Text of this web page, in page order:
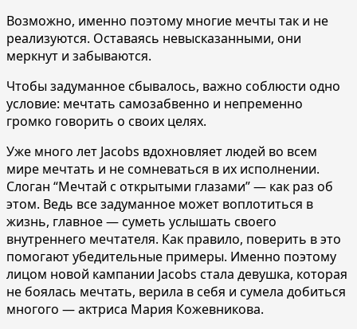
Возможно, именно поэтому многие мечты так и не
реализуются. Оставаясь невысказанными, они
меркнут и забываются.
Чтобы задуманное сбывалось, важно соблюсти одно
условие: мечтать самозабвенно и непременно
громко говорить о своих целях.
Уже много лет Jacobs вдохновляет людей во всем
мире мечтать и не сомневаться в их исполнении.
Слоган “Мечтай с открытыми глазами” — как раз об
этом. Ведь все задуманное может воплотиться в
жизнь, главное — суметь услышать своего
внутреннего мечтателя. Как правило, поверить в это
помогают убедительные примеры. Именно поэтому
лицом новой кампании Jacobs стала девушка, которая
не боялась мечтать, верила в себя и сумела добиться
многого — актриса Мария Кожевникова.